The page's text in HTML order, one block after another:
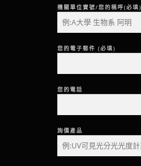
機關單位寶號/您的稱呼(必填)
您的電子郵件 (必填)
您的電話
詢價產品